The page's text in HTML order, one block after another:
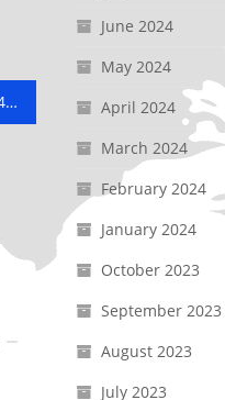
Harita Nickel Salurkan 24 Sapi Qurban di Ternate dan Halmahera Selatan
June 2024
May 2024
April 2024
March 2024
February 2024
January 2024
October 2023
September 2023
August 2023
July 2023